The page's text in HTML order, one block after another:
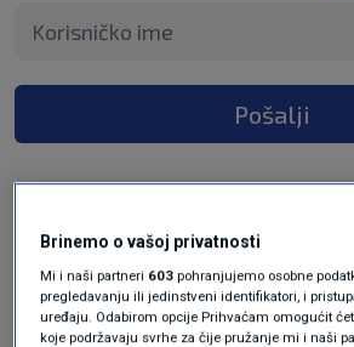
Pošalji
Brinemo o vašoj privatnosti
Mi i naši partneri 603 pohranjujemo osobne
pregledavanju ili jedinstveni identifikatori, i
uređaju. Odabirom opcije Prihvaćam omogućit
koje podržavaju svrhe za čije pružanje mi i naši